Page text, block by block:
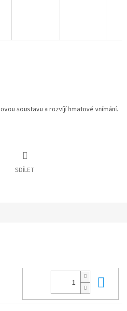
soustavu a rozvíjí hmatové vnímání.
SDÍLET